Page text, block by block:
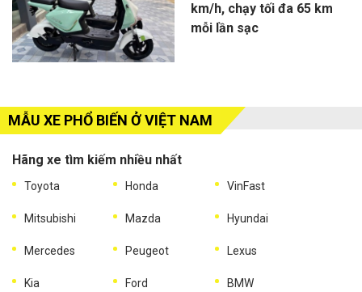
km/h, chạy tối đa 65 km
mỗi lần sạc
MẪU XE PHỔ BIẾN Ở VIỆT NAM
Hãng xe tìm kiếm nhiều nhất
Toyota Honda VinFast
Mitsubishi Mazda Hyundai
Mercedes Peugeot Lexus
Kia Ford BMW